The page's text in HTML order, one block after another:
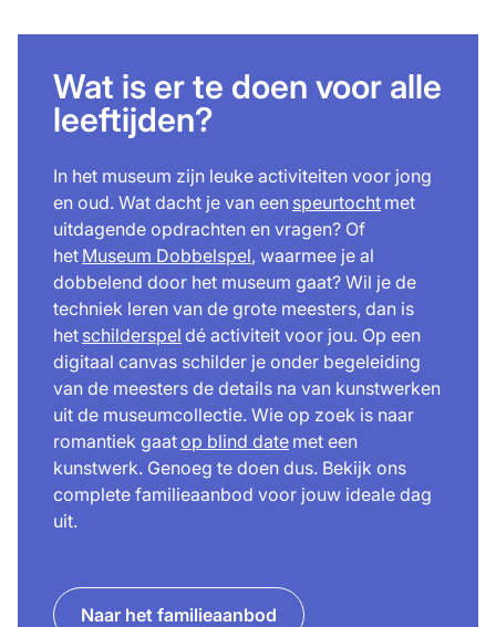
Wat is er te doen voor alle
leeftijden?
In het museum zijn leuke activiteiten voor jong
en oud. Wat dacht je van een speurtocht met
uitdagende opdrachten en vragen? Of
het Museum Dobbelspel, waarmee je al
dobbelend door het museum gaat? Wil je de
techniek leren van de grote meesters, dan is
het schilderspel dé activiteit voor jou. Op een
digitaal canvas schilder je onder begeleiding
van de meesters de details na van kunstwerken
uit de museumcollectie. Wie op zoek is naar
romantiek gaatop blind date met een
kunstwerk. Genoeg te doen dus. Bekijk ons
complete familieaanbod voor jouw ideale dag
uit.
Naar het familieaanbod